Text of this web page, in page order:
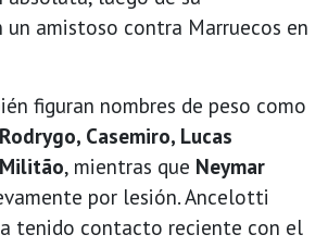
amistoso contra Marruecos en
figuran nombres de peso como
Casemiro, Lucas
, mientras que Neymar
por lesión. Ancelotti
tenido contacto reciente con el